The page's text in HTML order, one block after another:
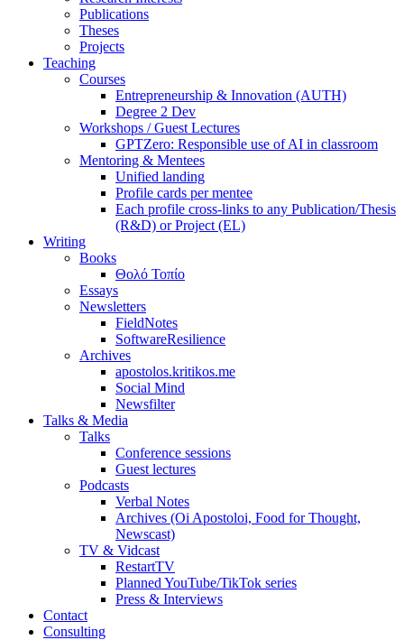
Publications
Theses
Projects
Teaching
Courses
Entrepreneurship & Innovation (AUTH)
Degree 2 Dev
Workshops / Guest Lectures
GPTZero: Responsible use of AI in classroom
Mentoring & Mentees
Unified landing
Profile cards per mentee
Each profile cross-links to any Publication/Thesis
(R&D) or Project (EL)
Writing
Books
Θολό Τοπίο
Essays
Newsletters
FieldNotes
SoftwareResilience
Archives
apostolos.kritikos.me
Social Mind
Newsfilter
Talks & Media
Talks
Conference sessions
Guest lectures
Podcasts
Verbal Notes
Archives (Oi Apostoloi, Food for Thought,
Newscast)
TV & Vidcast
RestartTV
Planned YouTube/TikTok series
Press & Interviews
Contact
Consulting